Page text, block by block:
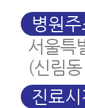
병원
서울특
(신림
진료